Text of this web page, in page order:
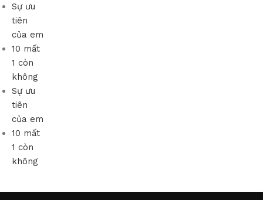
Sự ưu
tiên
của em
10 mất
1 còn
không
Sự ưu
tiên
của em
10 mất
1 còn
không